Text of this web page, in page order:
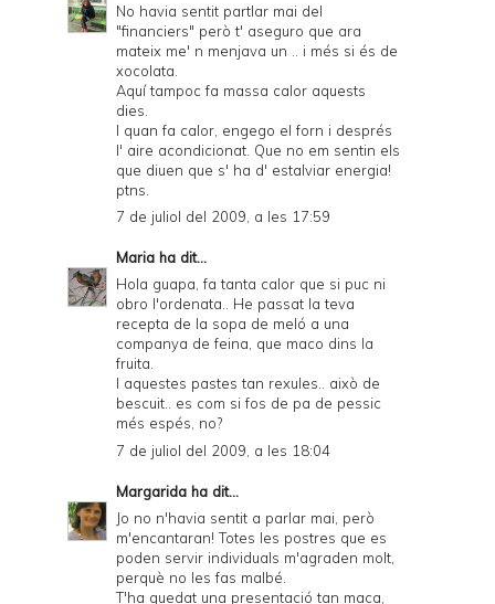
No havia sentit partlar mai del
"financiers" però t' aseguro que ara
mateix me' n menjava un .. i més si és de
xocolata.
Aquí tampoc fa massa calor aquests
dies.
I quan fa calor, engego el forn i després
l' aire acondicionat. Que no em sentin els
que diuen que s' ha d' estalviar energia!
ptns.
7 de juliol del 2009, a les 17:59
Maria ha dit...
Hola guapa, fa tanta calor que si puc ni
obro l'ordenata.. He passat la teva
recepta de la sopa de meló a una
companya de feina, que maco dins la
fruita.
I aquestes pastes tan rexules.. això de
bescuit.. es com si fos de pa de pessic
més espés, no?
7 de juliol del 2009, a les 18:04
Margarida ha dit...
Jo no n'havia sentit a parlar mai, però
m'encantaran! Totes les postres que es
poden servir individuals m'agraden molt,
perquè no les fas malbé.
T'ha quedat una presentació tan maca,